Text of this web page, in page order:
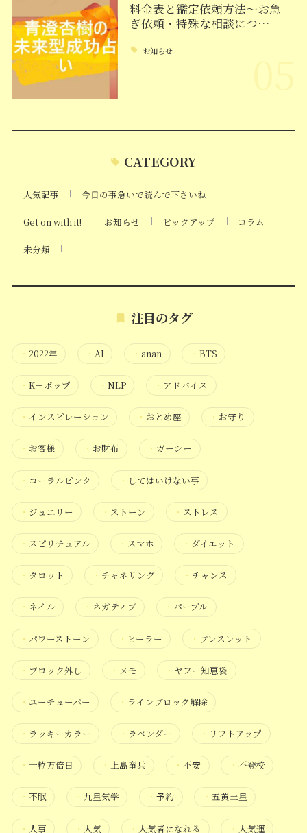
料金表と鑑定依頼方法～お急
ぎ依頼・特殊な相談につ…
お知らせ
CATEGORY
人気記事 今日の事急いで読んで下さいね
Get on with it! お知らせ ピックアップ コラム
未分類
注目のタグ
・ 2022年 ・AI ・ anan ・ BTS
・ K－ポップ ・NLP ・ アドバイス
・ インスピレーション ・ おとめ座 ・ お守り
・ お客様 ・ お財布 ・ ガーシー
・ コーラルピンク ・ してはいけない事
・ ジュエリー ・ ストーン ・ ストレス
・ スピリチュアル ・ スマホ ・ ダイエット
・ タロット ・ チャネリング ・ チャンス
・ ネイル ・ ネガティブ ・ パープル
・ パワーストーン ・ ヒーラー ・ ブレスレット
・ ブロック外し ・ メモ ・ ヤフー知恵袋
・ ユーチューバー ・ ラインブロック解除
・ ラッキーカラー ・ ラベンダー ・ リフトアップ
・ 一粒万倍日 ・上島竜兵 ・不安 ・ 不登校
・ 不眠 ・九星気学 ・予約 ・ 五黄土星
・ 人事 ・ 人気 ・ 人気者になれる ・ 人気運